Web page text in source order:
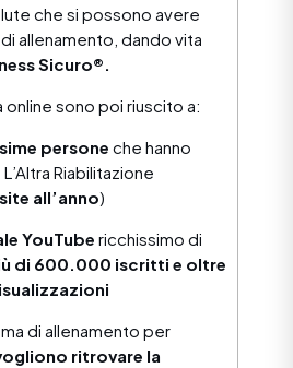
che si possono avere
allenamento, dando vita
Sicuro®.
online sono poi riuscito a:
persone che hanno
Riabilitazione
all’anno)
YouTube ricchissimo di
di 600.000 iscritti e oltre
di allenamento per
ritrovare la